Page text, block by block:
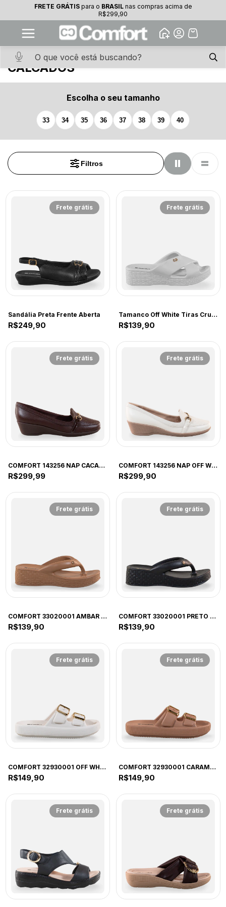
10% OFF na primeira compra
Baixe o app. Cupom BEMVINDO10
(100+)
Abrir
FRETE GRÁTISpara o BRASILnas compras acima de
R$299,90
INÍCIO · CALCADOS
CALCADOS
Escolha o seu tamanho
33 34 35 36 37 38 39 40
Filtros
Frete grátis
Sandália Preta Frente Aberta
R$249,90
Frete grátis
Tamanco Off White Tiras Cruzadass
R$139,90
Frete grátis
COMFORT 143256 NAP CACAU 40 CAU 143256 CACAU
R$299,99
Frete grátis
COMFORT 143256 NAP OFF WHITE 40 OWF 143256 OFF WHITE
R$299,90
Frete grátis
COMFORT 33020001 AMBAR 39 AWB 33020001 AMBAR
R$139,90
Frete grátis
COMFORT 33020001 PRETO 39 PTO 33020001 PRETO
R$139,90
Frete grátis
COMFORT 32930001 OFF WHITE 39 OWF 32930001 OFF WHITE
R$149,90
Frete grátis
COMFORT 32930001 CARAMELO 39 CRL 32930001 CARAMELO
R$149,90
Frete grátis Frete grátis